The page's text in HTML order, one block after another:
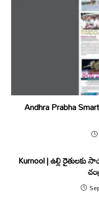
Andhra Prabha
Kurnool | ఉల్లి